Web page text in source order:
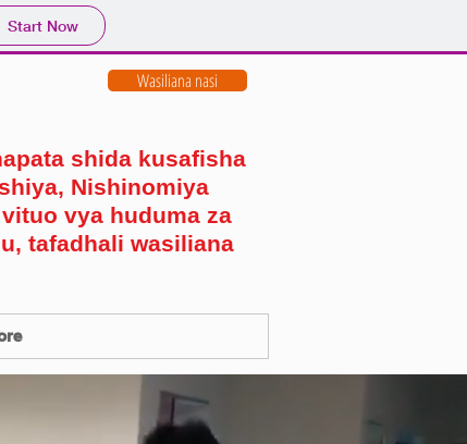
Start Now
Wasiliana nasi
shida kusafisha
Nishinomiya
vya huduma za
tafadhali wasiliana